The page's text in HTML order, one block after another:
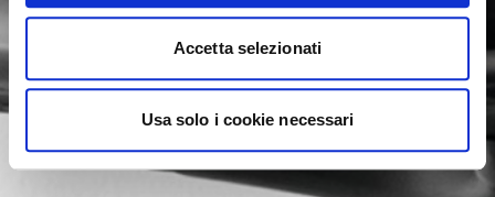
Accetta selezionati
Usa solo i cookie necessari